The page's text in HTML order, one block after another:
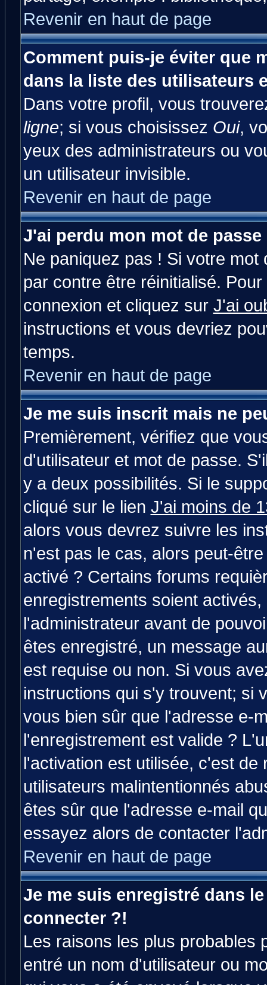
Revenir en haut de page
Comment puis-je éviter que
dans la liste des utilisateurs
Dans votre profil, vous
ligne; si vous choisissez Oui,
yeux des administrateurs ou
un utilisateur invisible.
Revenir en haut de page
J'ai perdu mon mot de passe
Ne paniquez pas ! Si votre
par contre être réinitialisé.
connexion et cliquez sur J'ai
instructions et vous devriez
temps.
Revenir en haut de page
Je me suis inscrit mais ne
Premièrement, vérifiez que
d'utilisateur et mot de passe.
y a deux possibilités. Si le
cliqué sur le lien J'ai moins de
alors vous devrez suivre les
n'est pas le cas, alors peut-
activé ? Certains forums
enregistrements soient
l'administrateur avant de
êtes enregistré, un message
est requise ou non. Si vous
instructions qui s'y trouvent; si
vous bien sûr que l'adresse e-
l'enregistrement est valide ?
l'activation est utilisée, c'est
utilisateurs malintentionnés
êtes sûr que l'adresse e-mail
essayez alors de contacter
Revenir en haut de page
Je me suis enregistré dans
connecter ?!
Les raisons les plus probables
entré un nom d'utilisateur ou